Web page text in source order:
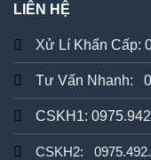
LIÊN HỆ
Xử Lí Khẩn Cấp:
Tư Vấn Nhanh:
CSKH1:
CSKH2: